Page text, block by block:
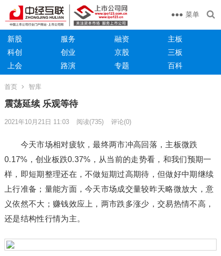
菜单
新股 服务 融资
主板
科创
创业 京股
三板
上会
路演 专题 百科
首页 智库
震荡延续 乐观等待
2021年10月21日 11:03 阅读(735) 评论(0)
今天市场相对疲软，最终两市冲高回落，主板微跌
0.17%，创业板跌0.37%，从当前的走势看，和我们预期一
样，即短期整理还在，不做短期过高期待，但做好中期继续
上行准备；量能方面，今天市场成交量较昨天略微放大，意
义依然不大；赚钱效应上，两市跌多涨少，交易热情不高，
还是结构性行情为主。